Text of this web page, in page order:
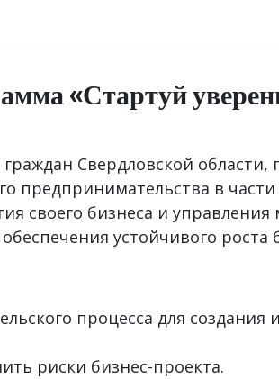
«Стартуй
Свердловской области,
предпринимательства в
своего бизнеса и
устойчивого роста
процесса для создания и
риски бизнес-проекта.